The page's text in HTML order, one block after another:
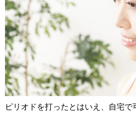
ピリオドを打ったとはいえ、自宅で